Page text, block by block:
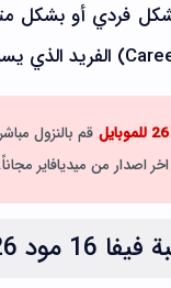
16 مود 26 بدون نت بشكل
قم بالنزول